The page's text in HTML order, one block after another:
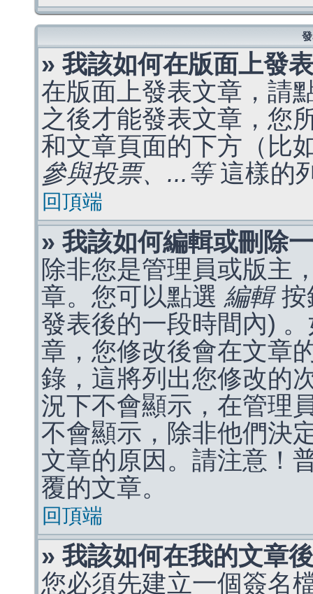
» 我該如何在版面上發
在版面上發表文章，請
之後才能發表文章，您
和文章頁面的下方（比
參與投票、...等這樣的
回頂端
» 我該如何編輯或刪除
除非您是管理員或版主
章。您可以點選 編輯按
發表後的一段時間內)
章，您修改後會在文章
錄，這將列出您修改的
況下不會顯示，在管理
不會顯示，除非他們決
文章的原因。請注意！
覆的文章。
回頂端
» 我該如何在我的文章
您必須先建立一個簽名